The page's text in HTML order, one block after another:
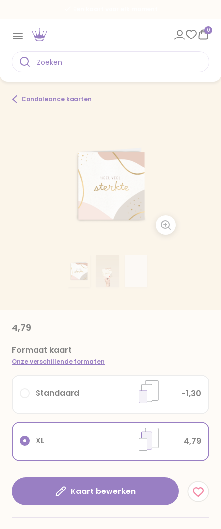
0
Condoleance kaarten
4,79
Formaat kaart
Onze verschillende formaten
XL 4,79
Standaard -1,30
Kaart bewerken